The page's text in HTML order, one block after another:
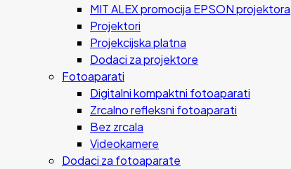
MIT ALEX promocija EPSON projektora
Projektori
Projekcijska platna
Dodaci za projektore
Fotoaparati
Digitalni kompaktni fotoaparati
Zrcalno refleksni fotoaparati
Bez zrcala
Videokamere
Dodaci za fotoaparate